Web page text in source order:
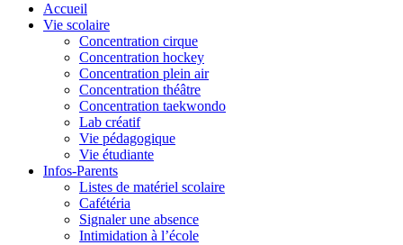
Accueil
Vie scolaire
Concentration cirque
Concentration hockey
Concentration plein air
Concentration théâtre
Concentration taekwondo
Lab créatif
Vie pédagogique
Vie étudiante
Infos-Parents
Listes de matériel scolaire
Cafétéria
Signaler une absence
Intimidation à l’école